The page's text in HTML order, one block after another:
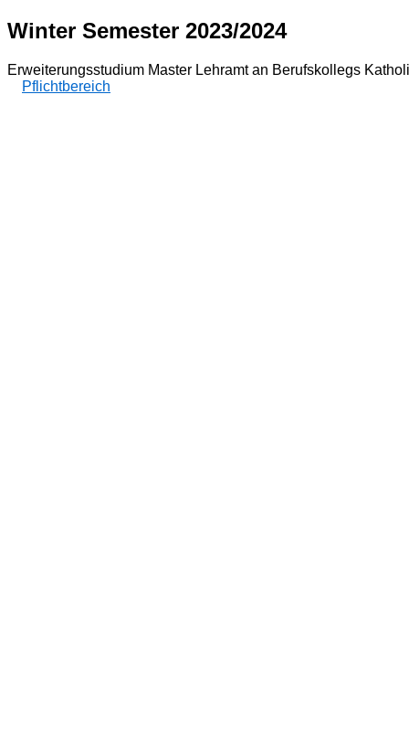
Winter Semester 2023/2024
Erweiterungsstudium Master Lehramt an Berufskollegs
Pflichtbereich